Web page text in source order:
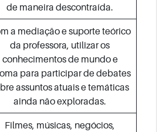
de maneira descontraída.
a mediação e suporte teórico
da professora, utilizar os
conhecimentos de mundo e
para participar de debates
assuntos atuais e temáticas
ainda não exploradas.
Filmes, músicas, negócios,